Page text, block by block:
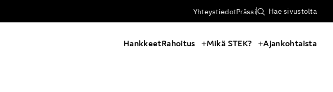
YhteystiedotPrässi Hae sivustolta
HankkeetRahoitus Mikä STEK? Ajankohtaista